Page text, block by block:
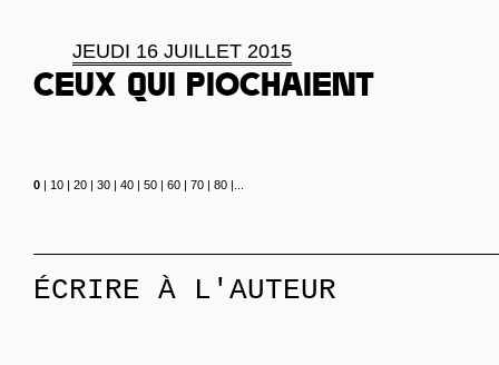
JEUDI 16 JUILLET 2015
Ceux qui piochaient
0 | 10 | 20 | 30 | 40 | 50 | 60 | 70 | 80 |
ÉCRIRE À L'AUTEUR